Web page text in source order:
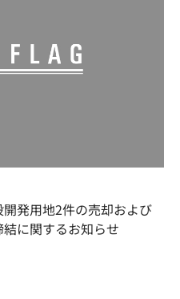
開発用地2件の売却および
に関するお知らせ